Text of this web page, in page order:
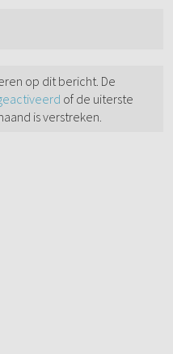
op dit bericht. De
of de uiterste
is verstreken.